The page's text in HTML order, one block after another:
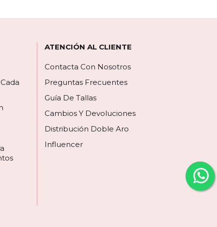
ATENCIÓN AL CLIENTE
Contacta Con Nosotros
Preguntas Frecuentes
Guía De Tallas
Cambios Y Devoluciones
Distribución Doble Aro
Influencer